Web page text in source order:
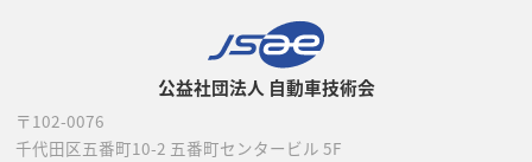
公益社団法人 自動車技術会
〒102-0076
千代田区五番町10-2 五番町センタービル 5F